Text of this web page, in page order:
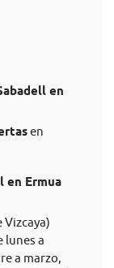
en
en
en Ermua
Vizcaya)
lunes a
a marzo,